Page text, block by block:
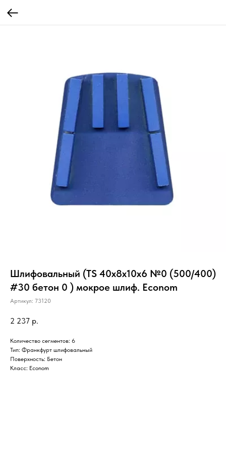
Шлифовальный (TS 40x8x10x6 №0 (500/400)
#30 бетон 0 ) мокрое шлиф. Econom
Артикул: 73120
2 237 р.
Количество сегментов: 6
Тип: Франкфурт шлифовальный
Поверхность: Бетон
Класс: Econom